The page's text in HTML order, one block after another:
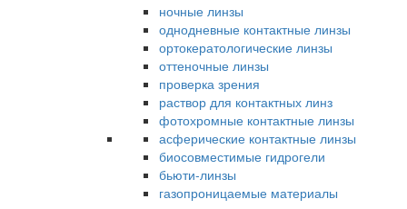
ночные линзы
однодневные контактные линзы
ортокератологические линзы
оттеночные линзы
проверка зрения
раствор для контактных линз
фотохромные контактные линзы
асферические контактные линзы
биосовместимые гидрогели
бьюти-линзы
газопроницаемые материалы